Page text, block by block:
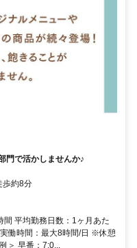
門で活かしませんか♪
歩約8分
平均勤務日数：1ヶ月あた
働時間：最大8時間/日 ※休憩
＞ 早番：7:0...